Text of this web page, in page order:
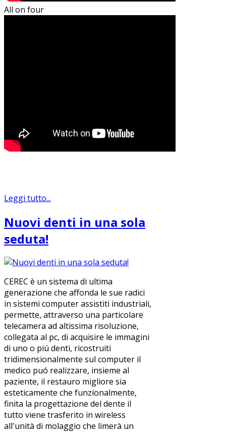
All on four
Leggi tutto...
Nuovi denti in una sola
seduta!
CEREC è un sistema di ultima
generazione che affonda le sue radici
in sistemi computer assistiti industriali,
permette, attraverso una particolare
telecamera ad altissima risoluzione,
collegata al pc, di acquisire le immagini
di uno o piú denti, ricostruiti
tridimensionalmente sul computer il
medico puó realizzare, insieme al
paziente, il restauro migliore sia
esteticamente che funzionalmente,
finita la progettazione del dente il
tutto viene trasferito in wireless
all'unità di molaggio che limerà un